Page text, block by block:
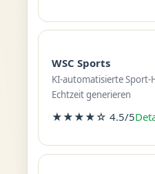
WSC Sports
KI-automatisierte Sport-
Echtzeit generieren
★★★★☆ 4.5/5